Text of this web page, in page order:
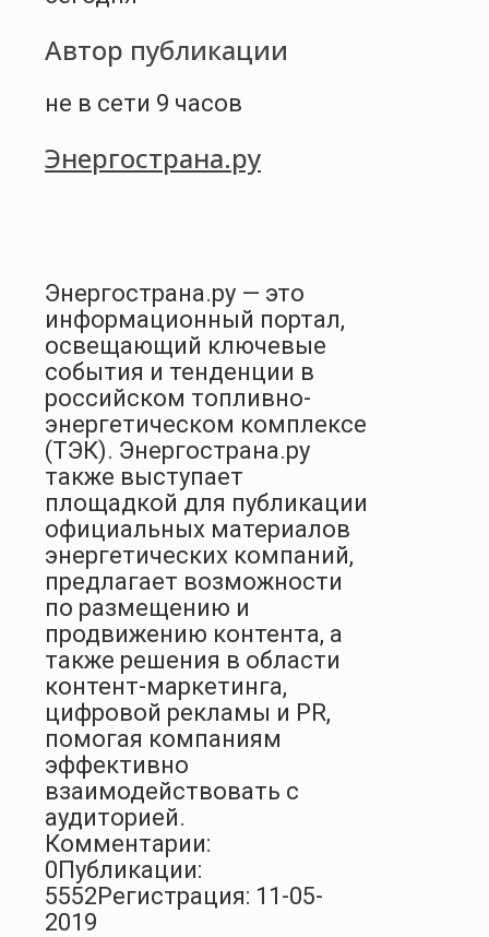
Автор публикации
не в сети 9 часов
Энергострана.ру
Энергострана.ру — это
информационный портал,
освещающий ключевые
события и тенденции в
российском топливно-
энергетическом комплексе
(ТЭК). Энергострана.ру
также выступает
площадкой для публикации
официальных материалов
энергетических компаний,
предлагает возможности
по размещению и
продвижению контента, а
также решения в области
контент-маркетинга,
цифровой рекламы и PR,
помогая компаниям
эффективно
взаимодействовать с
аудиторией.
Комментарии:
0Публикации:
5552Регистрация: 11-05-
2019